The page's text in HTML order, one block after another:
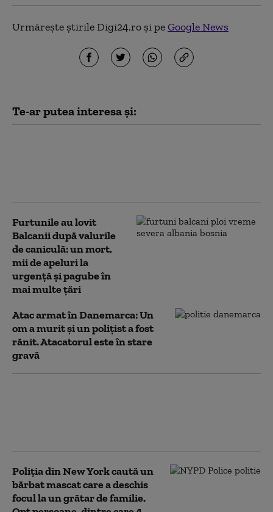
Urmărește știrile Digi24.ro și peGoogle News
Te-ar putea interesa și:
Furtunile au lovit
Balcanii după valurile
de caniculă: un mort,
mii de apeluri la
urgență și pagube în
mai multe țări
Atac armat în Danemarca: Un
om a murit și un poliţist a fost
rănit. Atacatorul este în stare
gravă
Poliția din New York caută un
bărbat mascat care a deschis
focul la un grătar de familie.